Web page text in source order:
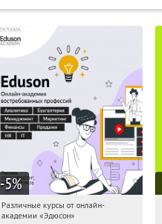
-5%
16:30:48 Получили:
Различные курсы от онлайн-
академии «Эдюсон»